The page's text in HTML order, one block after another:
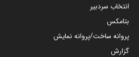
انتخاب سردبیر
بتامکس
پروانه ساخت/پروانه نمایش
گزارش